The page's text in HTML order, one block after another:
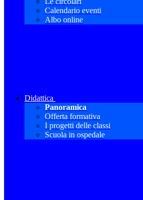
Calendario eventi
Albo online
Didattica
Panoramica
Offerta formativa
I progetti delle classi
Scuola in ospedale